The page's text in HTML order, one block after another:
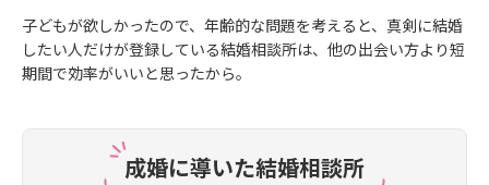
子どもが欲しかったので、年齢的な問題を考えると、真剣に結婚
したい人だけが登録している結婚相談所は、他の出会い方より短
期間で効率がいいと思ったから。
成婚に導いた結婚相談所